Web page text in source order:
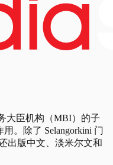
大臣机构（MBI）的子
。除了 Selangorkini 门
出版中文、淡米尔文和